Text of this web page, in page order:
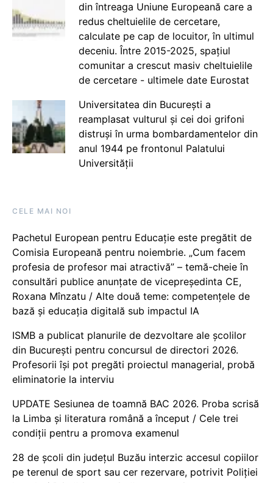
din întreaga Uniune Europeană care a
redus cheltuielile de cercetare,
calculate pe cap de locuitor, în ultimul
deceniu. Între 2015-2025, spațiul
comunitar a crescut masiv cheltuielile
de cercetare - ultimele date Eurostat
Universitatea din București a
reamplasat vulturul și cei doi grifoni
distruși în urma bombardamentelor din
anul 1944 pe frontonul Palatului
Universității
CELE MAI NOI
Pachetul European pentru Educație este pregătit de
Comisia Europeană pentru noiembrie. „Cum facem
profesia de profesor mai atractivă” – temă-cheie în
consultări publice anunțate de vicepreședinta CE,
Roxana Mînzatu / Alte două teme: competențele de
bază și educația digitală sub impactul IA
ISMB a publicat planurile de dezvoltare ale școlilor
din București pentru concursul de directori 2026.
Profesorii își pot pregăti proiectul managerial, probă
eliminatorie la interviu
UPDATE Sesiunea de toamnă BAC 2026. Proba scrisă
la Limba și literatura română a început / Cele trei
condiții pentru a promova examenul
28 de școli din județul Buzău interzic accesul copiilor
pe terenul de sport sau cer rezervare, potrivit Poliției